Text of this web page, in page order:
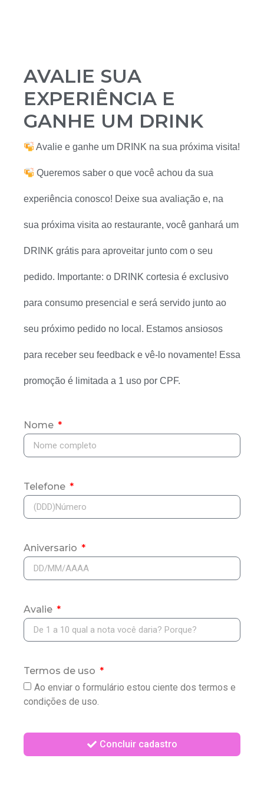
AVALIE SUA
EXPERIÊNCIA E
GANHE UM DRINK
Avalie e ganhe um DRINK na sua próxima visita!
Queremos saber o que você achou da sua
experiência conosco! Deixe sua avaliação e, na
sua próxima visita ao restaurante, você ganhará um
DRINK grátis para aproveitar junto com o seu
pedido. Importante: o DRINK cortesia é exclusivo
para consumo presencial e será servido junto ao
seu próximo pedido no local. Estamos ansiosos
para receber seu feedback e vê-lo novamente! Essa
promoção é limitada a 1 uso por CPF.
Nome
Telefone
Aniversario
Avalie
Termos de uso
Ao enviar o formulário estou ciente dos termos e
condições de uso.
Concluir cadastro